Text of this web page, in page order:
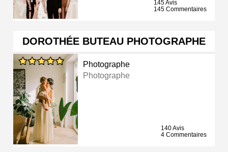
145 Avis
145 Commentaires
DOROTHÉE BUTEAU PHOTOGRAPHE
Photographe
Photographe
140 Avis
4 Commentaires